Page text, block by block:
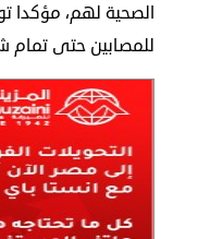
الصحية لهم، مؤكدا
للمصابين حتى تمام